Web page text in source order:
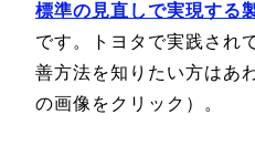
標準の見直しで実現する
です。トヨタで実践され
善方法を知りたい方はあ
の画像をクリック）。